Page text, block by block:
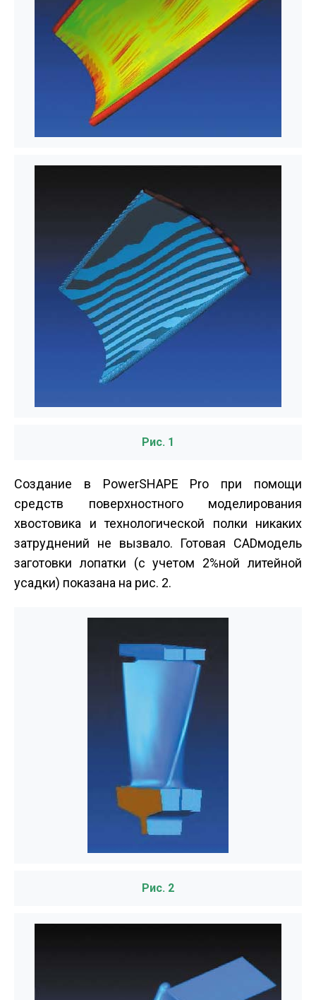
Рис. 1
Создание в PowerSHAPE Pro при помощи
средств поверхностного моделирования
хвостовика и технологической полки никаких
затруднений не вызвало. Готовая CAD­модель
заготовки лопатки (с учетом 2%­ной литейной
усадки) показана на рис. 2.
Рис. 2